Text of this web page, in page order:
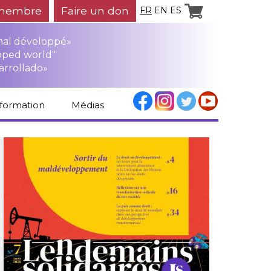
Faire un don FR EN ES
développé»
world"
Médias
Revue de presse